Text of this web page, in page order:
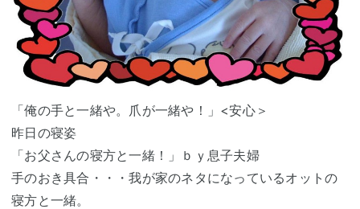
「俺の手と一緒や。爪が一緒や！」<安心＞
昨日の寝姿
「お父さんの寝方と一緒！」ｂｙ息子夫婦
手のおき具合・・・我が家のネタになっているオットの
寝方と一緒。